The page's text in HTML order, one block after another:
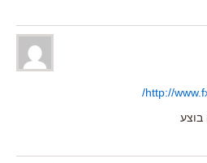
http://
בוצע